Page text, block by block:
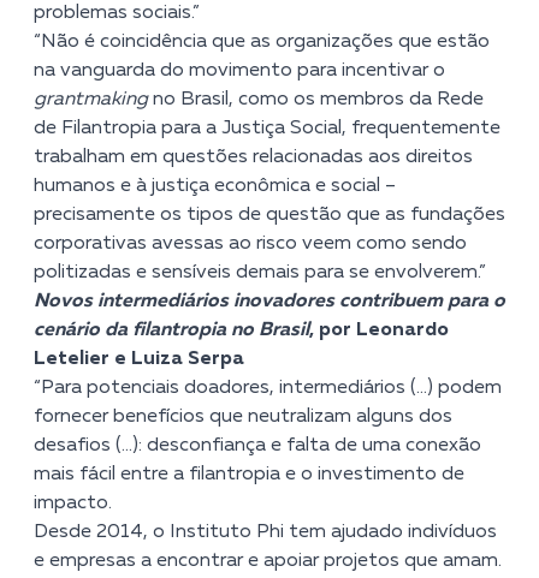
problemas sociais.”
“Não é coincidência que as organizações que estão
na vanguarda do movimento para incentivar o
grantmakingno Brasil, como os membros da Rede
de Filantropia para a Justiça Social, frequentemente
trabalham em questões relacionadas aos direitos
humanos e à justiça econômica e social –
precisamente os tipos de questão que as fundações
corporativas avessas ao risco veem como sendo
politizadas e sensíveis demais para se envolverem.”
Novos intermediários inovadores contribuem para o
cenário da filantropia no Brasil, por Leonardo
Letelier e Luiza Serpa
“Para potenciais doadores, intermediários (…) podem
fornecer benefícios que neutralizam alguns dos
desafios (…): desconfiança e falta de uma conexão
mais fácil entre a filantropia e o investimento de
impacto.
Desde 2014, o Instituto Phi tem ajudado indivíduos
e empresas a encontrar e apoiar projetos que amam.